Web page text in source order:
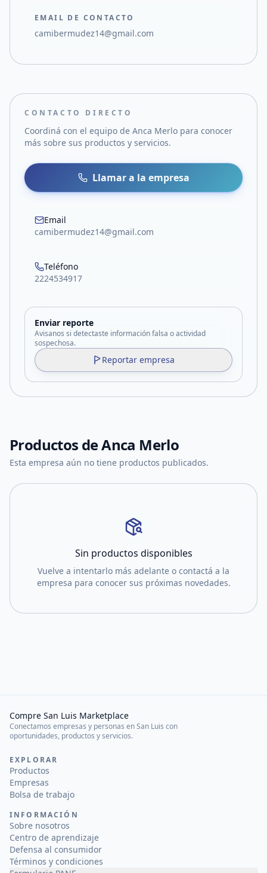
EMAIL DE CONTACTO
camibermudez14@gmail.com
CONTACTO DIRECTO
Coordiná con el equipo de Anca Merlo para conocer
más sobre sus productos y servicios.
Llamar a la empresa
Email
camibermudez14@gmail.com
Teléfono
2224534917
Enviar reporte
Avisanos si detectaste información falsa o actividad
sospechosa.
Reportar empresa
Productos deAnca Merlo
Esta empresa aún no tiene productos publicados.
Sin productos disponibles
Vuelve a intentarlo más adelante o contactá a la
empresa para conocer sus próximas novedades.
Compre San Luis Marketplace
Conectamos empresas y personas en San Luis con
oportunidades, productos y servicios.
EXPLORAR
Productos
Empresas
Bolsa de trabajo
INFORMACIÓN
Sobre nosotros
Centro de aprendizaje
Defensa al consumidor
Términos y condiciones